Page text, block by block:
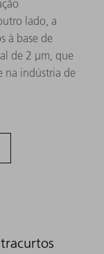
lado, a
à base de
de 2 µm, que
na indústria de